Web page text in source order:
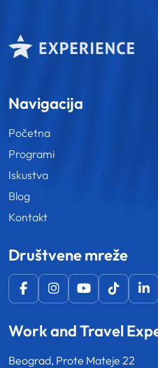
Navigacija
Početna
Programi
Iskustva
Blog
Kontakt
Društvene mreže
Work and Travel
Beograd, Prote Mateje 22